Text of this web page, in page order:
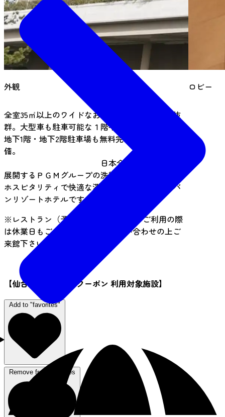
外観 ロビー
全室35㎡以上のワイドなお部屋に加え、眺望も抜
群。大型車も駐車可能な１階平面駐車場に加え、
地下1階・地下2階駐車場も無料完
備。
日本全国にゴルフ場を
展開するＰＧＭグループの洗練されたサービスと
ホスピタリティで快適な滞在をお約束するアーバ
ンリゾートホテルです。
※レストラン（予約時間10:00～19:00）ご利用の際
は休業日もございますので、お問い合わせの上ご
来館下さい。
【仙台西部地区〇得クーポン 利用対象施設】
Add to "favorites"
Remove from favorites